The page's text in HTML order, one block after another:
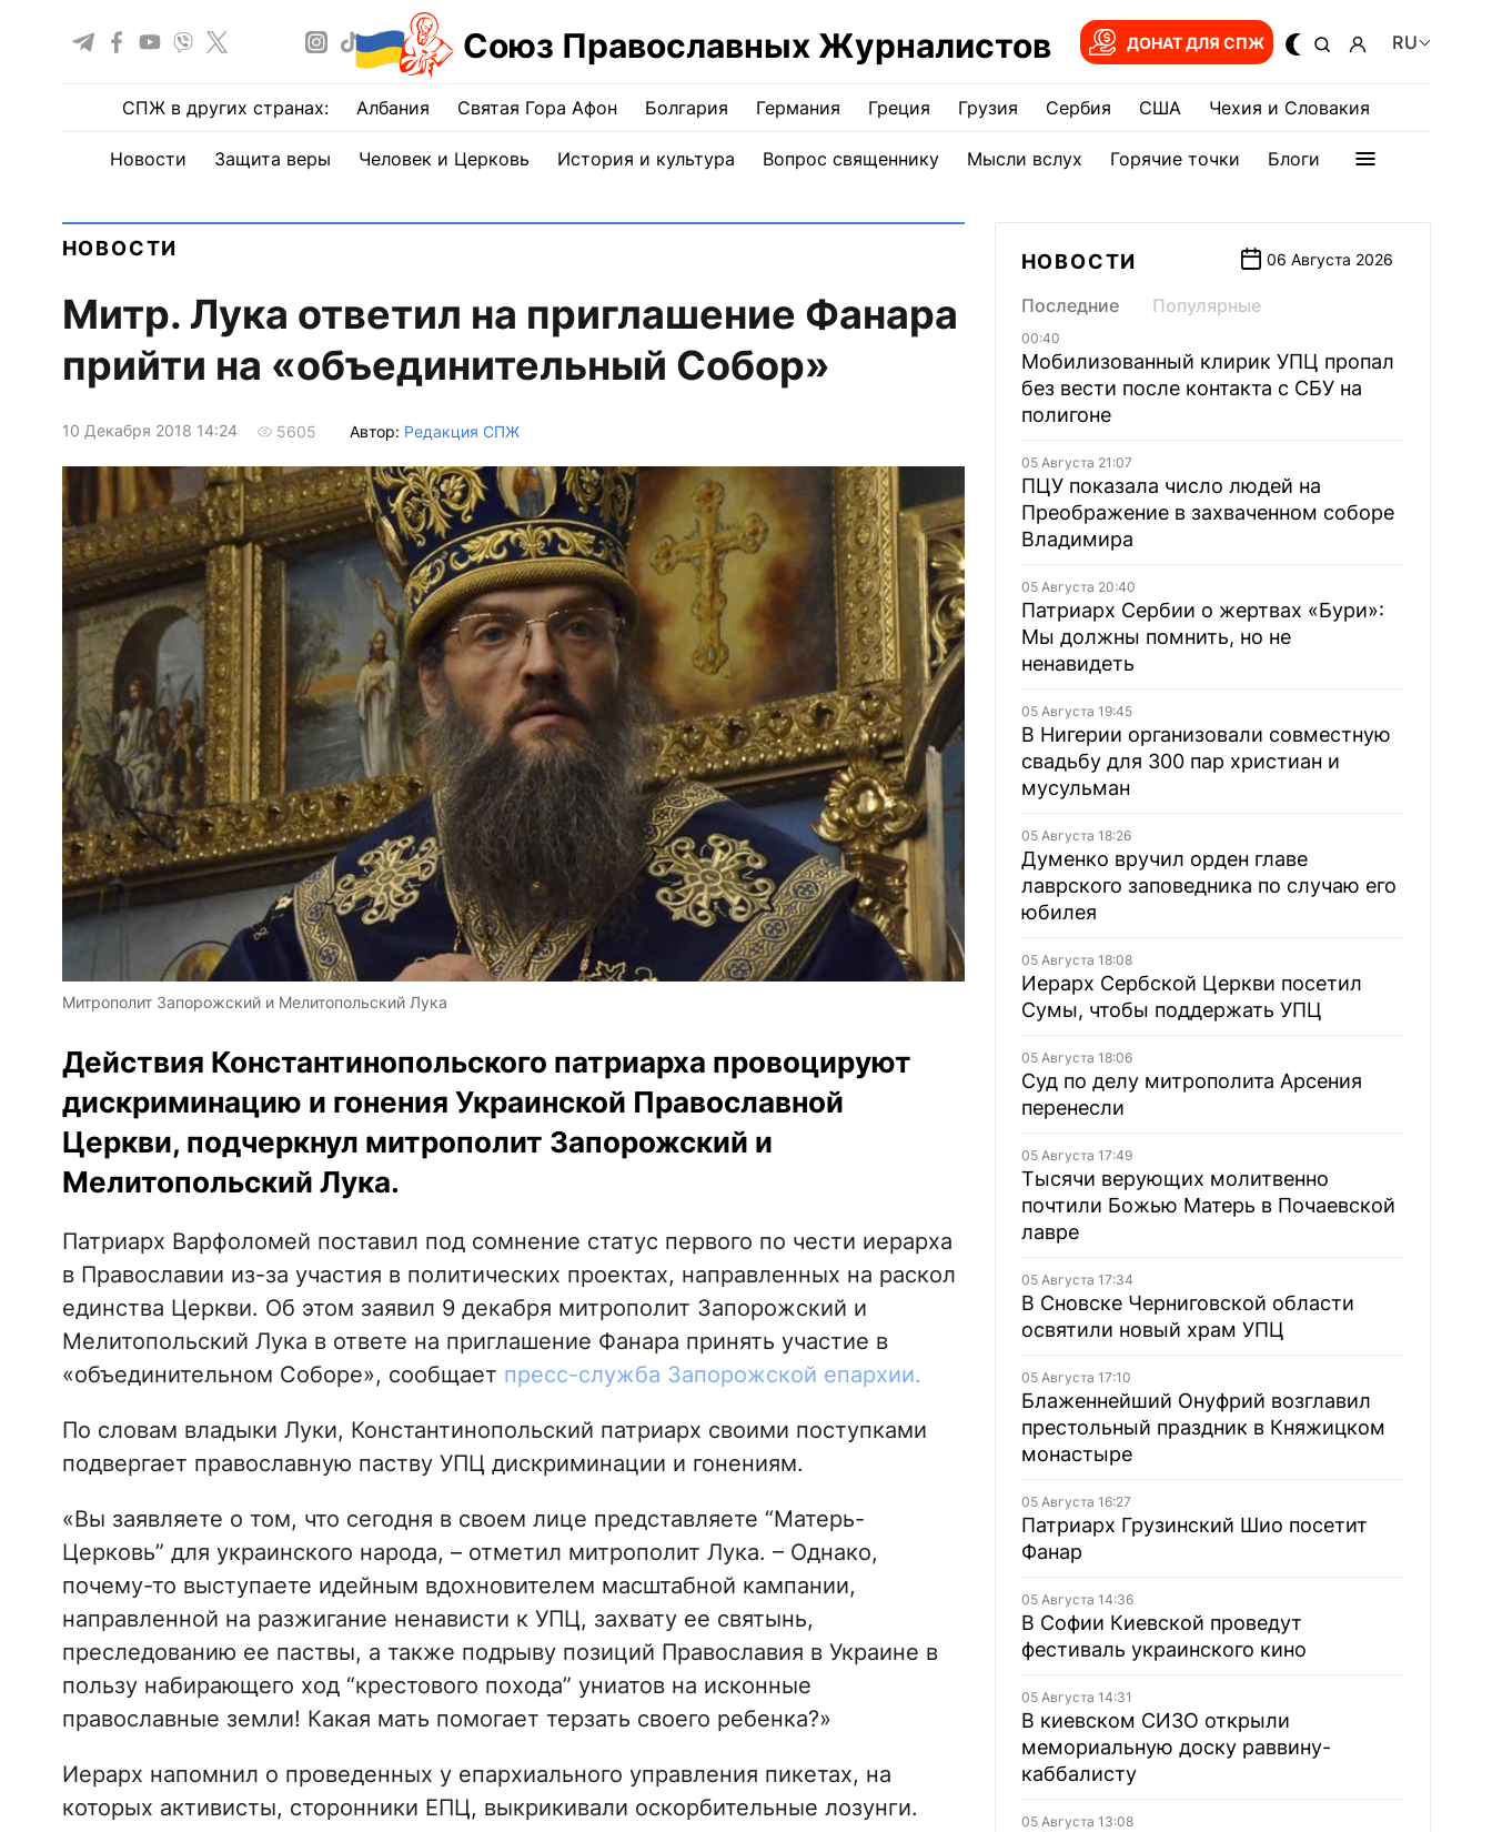
Союз Православных Журналистов ДОНАТ ДЛЯ СПЖ RU
СПЖ в других странах: Албания Святая Гора Афон Болгария Германия Греция Грузия Сербия США Чехия и Словакия
Новости Защита веры Человек и Церковь История и культура Вопрос священнику Мысли вслух Горячие точки Блоги
НОВОСТИ
Митр. Лука ответил на приглашение Фанара
прийти на «объединительный Собор»
10 Декабря 2018 14:24 5605 Автор: Редакция СПЖ
Митрополит Запорожский и Мелитопольский Лука
Действия Константинопольского патриарха провоцируют
дискриминацию и гонения Украинской Православной
Церкви, подчеркнул митрополит Запорожский и
Мелитопольский Лука.
Патриарх Варфоломей поставил под сомнение статус первого по чести иерарха
в Православии из-за участия в политических проектах, направленных на раскол
единства Церкви. Об этом заявил 9 декабря митрополит Запорожский и
Мелитопольский Лука в ответе на приглашение Фанара принять участие в
«объединительном Соборе», сообщает пресс-служба Запорожской епархии.
По словам владыки Луки, Константинопольский патриарх своими поступками
подвергает православную паству УПЦ дискриминации и гонениям.
«Вы заявляете о том, что сегодня в своем лице представляете “Матерь-
Церковь” для украинского народа, – отметил митрополит Лука. – Однако,
почему-то выступаете идейным вдохновителем масштабной кампании,
направленной на разжигание ненависти к УПЦ, захвату ее святынь,
преследованию ее паствы, а также подрыву позиций Православия в Украине в
пользу набирающего ход “крестового похода” униатов на исконные
православные земли! Какая мать помогает терзать своего ребенка?»
Иерарх напомнил о проведенных у епархиального управления пикетах, на
которых активисты, сторонники ЕПЦ, выкрикивали оскорбительные лозунги.
НОВОСТИ 06 Августа 2026
Последние Популярные
00:40
Мобилизованный клирик УПЦ пропал
без вести после контакта с СБУ на
полигоне
05 Августа 21:07
ПЦУ показала число людей на
Преображение в захваченном соборе
Владимира
05 Августа 20:40
Патриарх Сербии о жертвах «Бури»:
Мы должны помнить, но не
ненавидеть
05 Августа 19:45
В Нигерии организовали совместную
свадьбу для 300 пар христиан и
мусульман
05 Августа 18:26
Думенко вручил орден главе
лаврского заповедника по случаю его
юбилея
05 Августа 18:08
Иерарх Сербской Церкви посетил
Сумы, чтобы поддержать УПЦ
05 Августа 18:06
Суд по делу митрополита Арсения
перенесли
05 Августа 17:49
Тысячи верующих молитвенно
почтили Божью Матерь в Почаевской
лавре
05 Августа 17:34
В Сновске Черниговской области
освятили новый храм УПЦ
05 Августа 17:10
Блаженнейший Онуфрий возглавил
престольный праздник в Княжицком
монастыре
05 Августа 16:27
Патриарх Грузинский Шио посетит
Фанар
05 Августа 14:36
В Софии Киевской проведут
фестиваль украинского кино
05 Августа 14:31
В киевском СИЗО открыли
мемориальную доску раввину-
каббалисту
05 Августа 13:08